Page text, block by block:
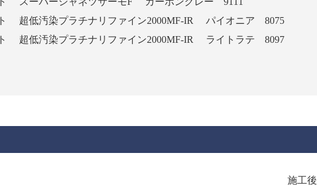
超低汚染プラチナリファイン2000MF-IR
パイオニア 8075
超低汚染プラチナリファイン2000MF-IR ライトラテ 8097
施工後